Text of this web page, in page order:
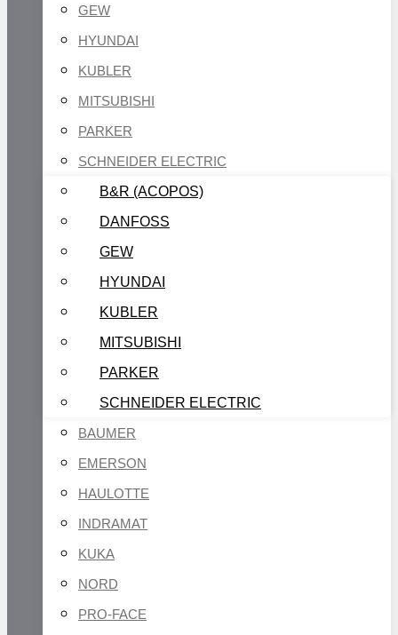
GEW
HYUNDAI
KUBLER
MITSUBISHI
PARKER
SCHNEIDER ELECTRIC
B&R (ACOPOS)
DANFOSS
GEW
HYUNDAI
KUBLER
MITSUBISHI
PARKER
SCHNEIDER ELECTRIC
BAUMER
EMERSON
HAULOTTE
INDRAMAT
KUKA
NORD
PRO-FACE